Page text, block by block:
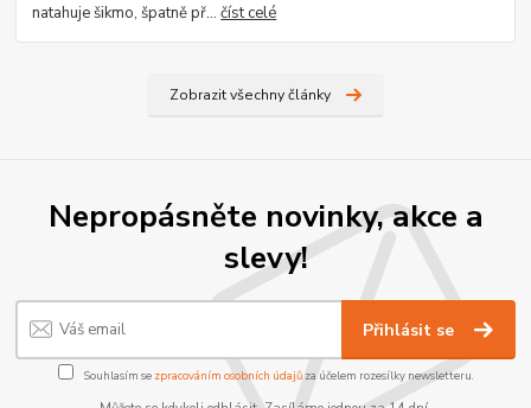
natahuje šikmo, špatně př...číst celé
Zobrazit všechny články
Nepropásněte novinky, akce a
slevy!
Přihlásit se
Souhlasím se zpracováním osobních údajůza účelem rozesílky newsletteru.